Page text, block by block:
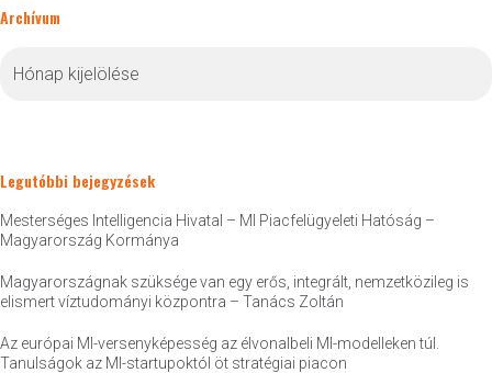
Archívum
Legutóbbi bejegyzések
Mesterséges Intelligencia Hivatal – MI Piacfelügyeleti Hatóság –
Magyarország Kormánya
Magyarországnak szüksége van egy erős, integrált, nemzetközileg is
elismert víztudományi központra – Tanács Zoltán
Az európai MI-versenyképesség az élvonalbeli MI-modelleken túl.
Tanulságok az MI-startupoktól öt stratégiai piacon